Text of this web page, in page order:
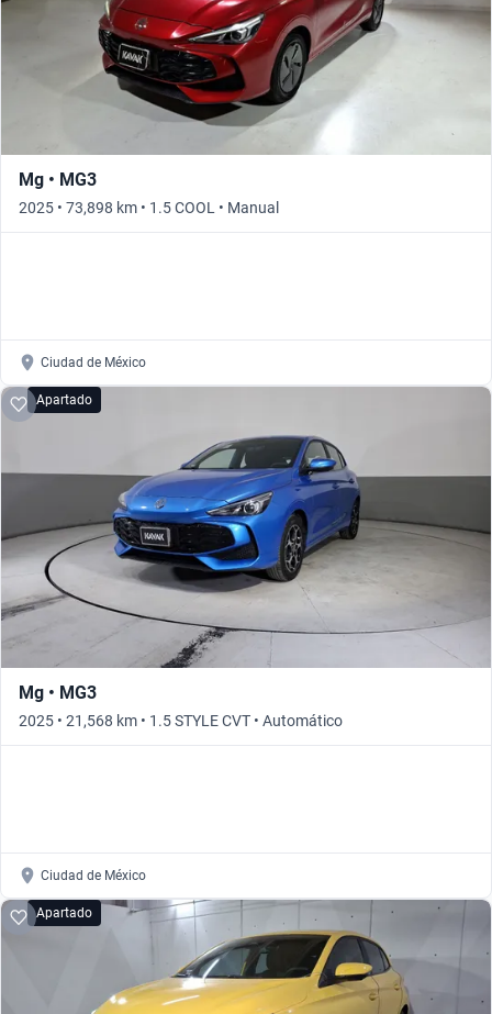
Mg • MG3
2025 • 73,898 km • 1.5 COOL • Manual
Ciudad de México
Apartado
Mg • MG3
2025 • 21,568 km • 1.5 STYLE CVT • Automático
Ciudad de México
Apartado